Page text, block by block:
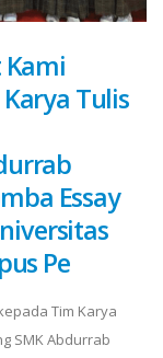
Tulis
Essay
Pe
Tim Karya
SMK Abdurrab